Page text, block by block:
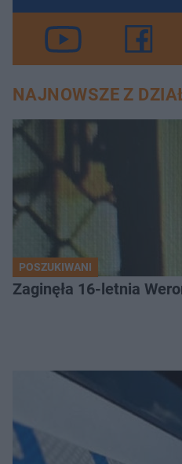
NAJNOWSZE Z
POSZUKIWANI
Zaginęła 16-letnia